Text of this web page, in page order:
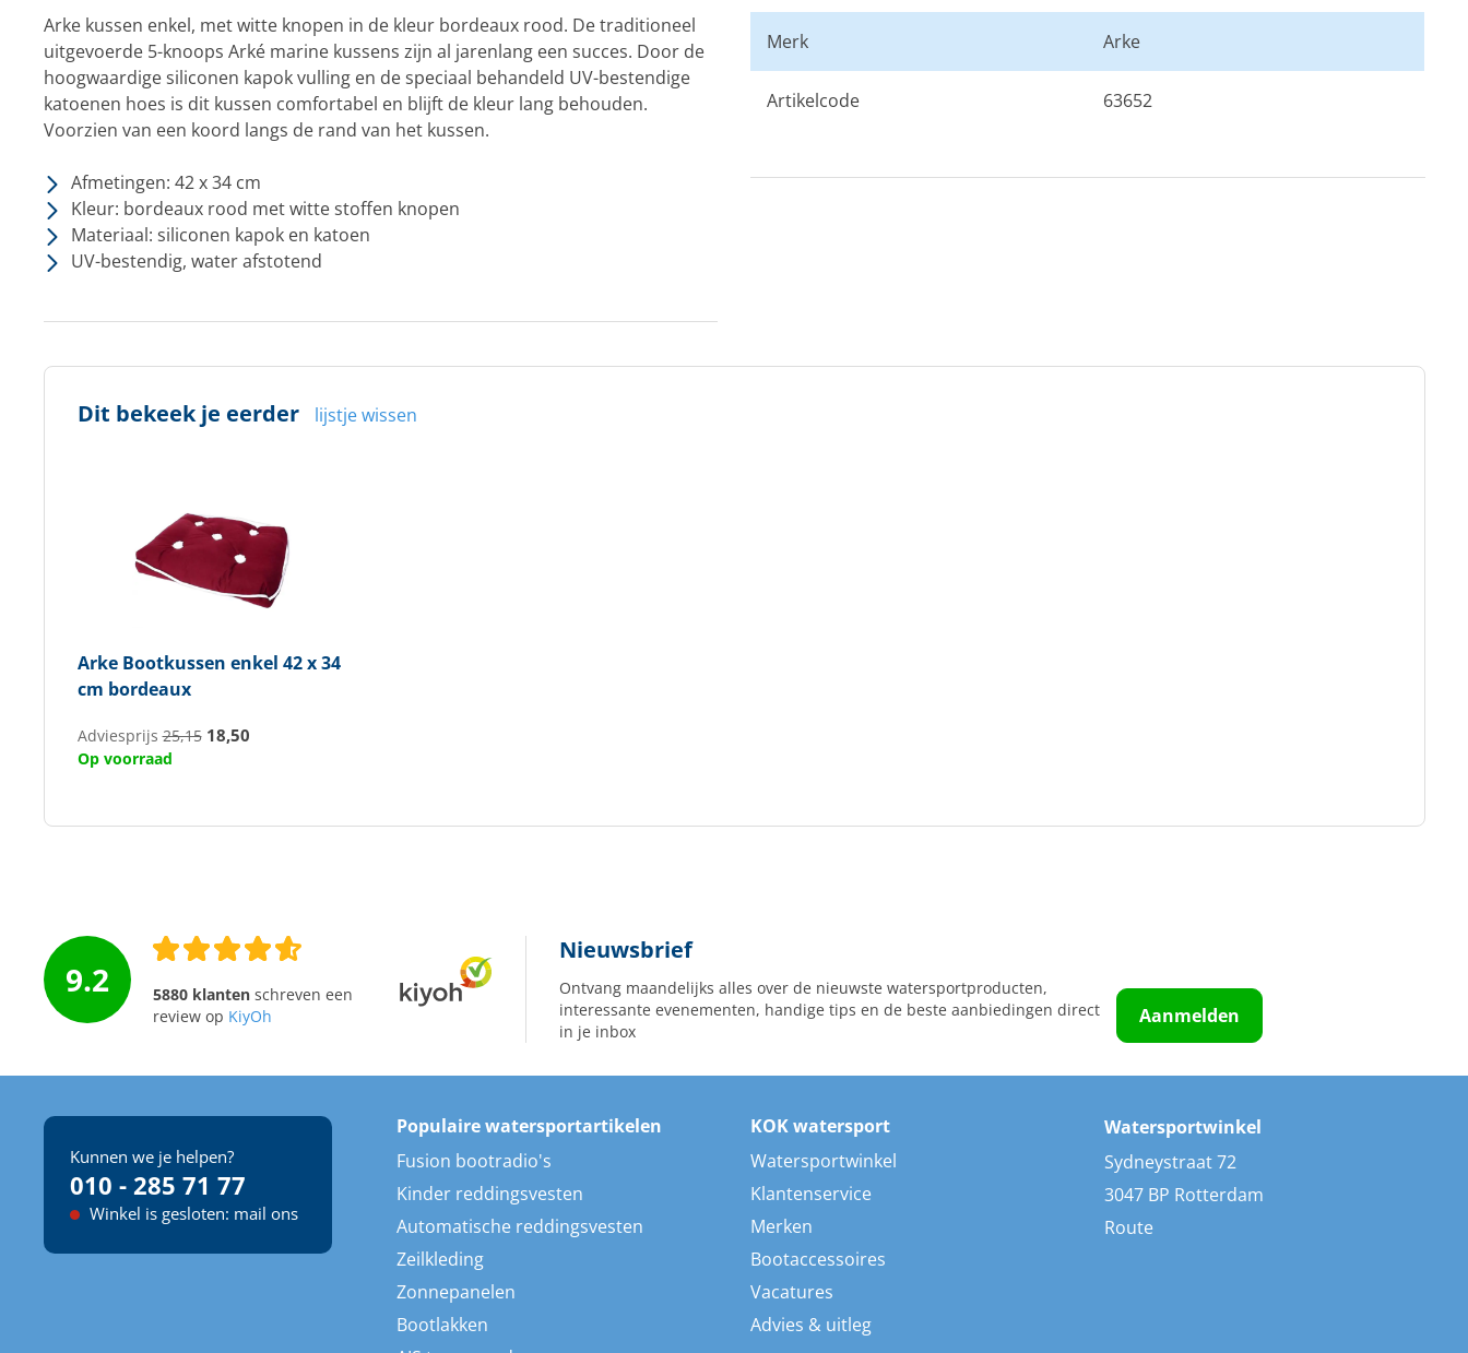
Arke kussen enkel, met witte knopen in de kleur bordeaux rood. De traditioneel
uitgevoerde 5-knoops Arké marine kussens zijn al jarenlang een succes. Door de
hoogwaardige siliconen kapok vulling en de speciaal behandeld UV-bestendige
katoenen hoes is dit kussen comfortabel en blijft de kleur lang behouden.
Voorzien van een koord langs de rand van het kussen.
Afmetingen: 42 x 34 cm
Kleur: bordeaux rood met witte stoffen knopen
Materiaal: siliconen kapok en katoen
UV-bestendig, water afstotend
Merk Arke
Artikelcode 63652
Dit bekeek je eerder lijstje wissen
ArkeBootkussen enkel 42 x 34
cm bordeaux
Adviesprijs25,15 18,50
Op voorraad
9.2 5880 klantenschreven een
review op KiyOh
Nieuwsbrief
Ontvang maandelijks alles over de nieuwste watersportproducten,
interessante evenementen, handige tips en de beste aanbiedingen direct
in je inbox
Aanmelden
Kunnen we je helpen?
010 - 285 71 77
Winkel is gesloten: mail ons
Populaire watersportartikelen
Fusion bootradio's
Kinder reddingsvesten
Automatische reddingsvesten
Zeilkleding
Zonnepanelen
Bootlakken
KOK watersport
Watersportwinkel
Klantenservice
Merken
Bootaccessoires
Vacatures
Advies & uitleg
Watersportwinkel
Sydneystraat 72
3047 BP Rotterdam
Route